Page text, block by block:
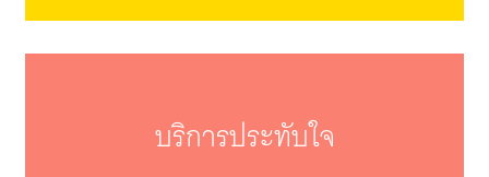
บริการประทับใจ